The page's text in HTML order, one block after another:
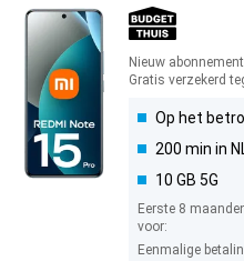
Nieuw abonnement
Gratis verzekerd
Op het
200 min in
10 GB 5G
Eerste 8
voor:
Eenmalige